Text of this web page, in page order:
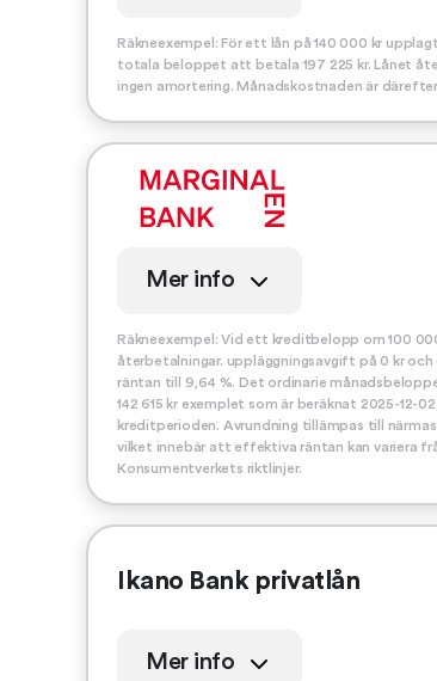
Räkneexempel: För ett lån på 140 000 kr
totala beloppet att betala 197 225 kr. Lånet
ingen amortering. Månadskostnaden är
Mer info
Räkneexempel: Vid ett kreditbelopp om 100
återbetalningar. uppläggningsavgift på 0 kr
räntan till 9,64 %. Det ordinarie
142 615 kr exemplet som är beräknat 2025-
kreditperioden. Avrundning tillämpas till
vilket innebär att effektiva räntan kan variera
Konsumentverkets riktlinjer.
Ikano Bank privatlån
Mer info